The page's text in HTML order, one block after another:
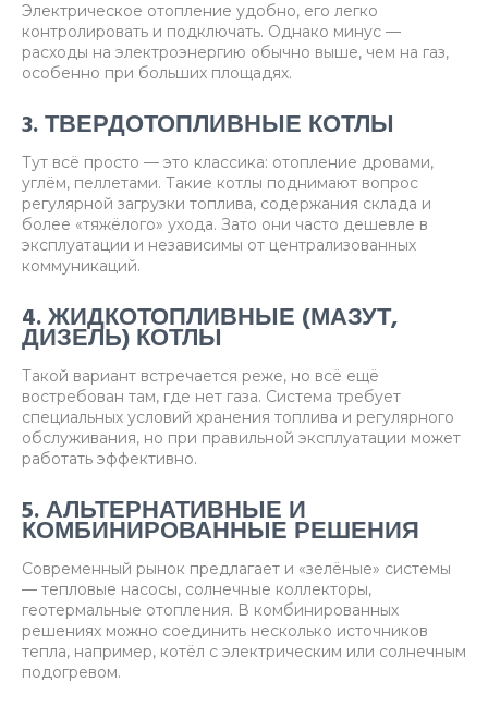
Электрическое отопление удобно, его легко
контролировать и подключать. Однако минус —
расходы на электроэнергию обычно выше, чем на газ,
особенно при больших площадях.
3. ТВЕРДОТОПЛИВНЫЕ КОТЛЫ
Тут всё просто — это классика: отопление дровами,
углём, пеллетами. Такие котлы поднимают вопрос
регулярной загрузки топлива, содержания склада и
более «тяжёлого» ухода. Зато они часто дешевле в
эксплуатации и независимы от централизованных
коммуникаций.
4. ЖИДКОТОПЛИВНЫЕ (МАЗУТ,
ДИЗЕЛЬ) КОТЛЫ
Такой вариант встречается реже, но всё ещё
востребован там, где нет газа. Система требует
специальных условий хранения топлива и регулярного
обслуживания, но при правильной эксплуатации может
работать эффективно.
5. АЛЬТЕРНАТИВНЫЕ И
КОМБИНИРОВАННЫЕ РЕШЕНИЯ
Современный рынок предлагает и «зелёные» системы
— тепловые насосы, солнечные коллекторы,
геотермальные отопления. В комбинированных
решениях можно соединить несколько источников
тепла, например, котёл с электрическим или солнечным
подогревом.